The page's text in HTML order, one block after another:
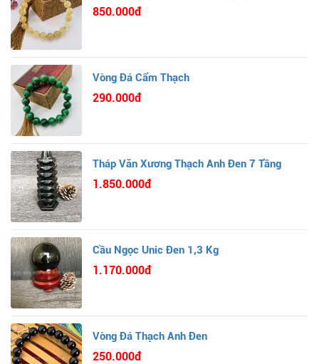
850.000đ
Vòng Đá Cẩm Thạch
290.000đ
Tháp Văn Xương Thạch Anh Đen 7 Tầng
1.850.000đ
Cầu Ngọc Unic Đen 1,3 Kg
1.170.000đ
Vòng Đá Thạch Anh Đen
250.000đ